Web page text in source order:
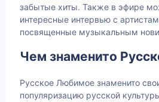
забытые хиты. Также в эфире
интересные интервью с
посвященные музыкальным
Чем знаменито
Русское Любимое знаменито
популяризацию русской